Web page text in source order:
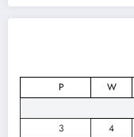
P
W
3
4